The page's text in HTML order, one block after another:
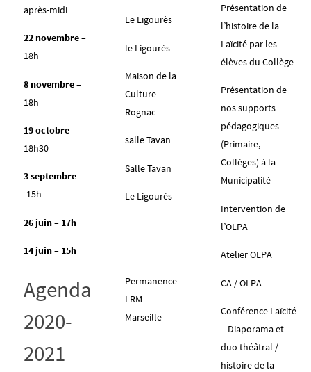
après-midi
22 novembre–
18h
8 novembre –
18h
19 octobre–
18h30
3 septembre
-15h
26 juin – 17h
14 juin – 15h
Agenda
2020-
2021
Le Ligourès
le Ligourès
Maison de la
Culture-
Rognac
salle Tavan
Salle Tavan
Le Ligourès
Permanence
LRM –
Marseille
Présentation de
l’histoire de la
Laïcité par les
élèves du Collège
Présentation de
nos supports
pédagogiques
(Primaire,
Collèges) à la
Municipalité
Intervention de
l’OLPA
Atelier OLPA
CA / OLPA
Conférence Laïcité
– Diaporama et
duo théâtral /
histoire de la